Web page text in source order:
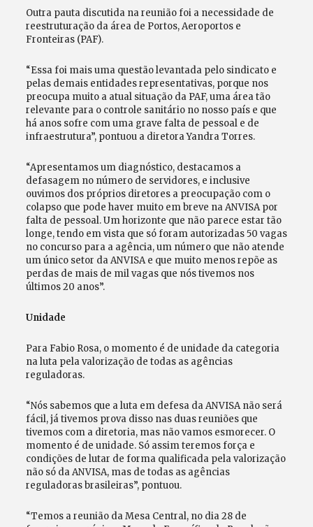
Outra pauta discutida na reunião foi a necessidade de
reestruturação da área de Portos, Aeroportos e
Fronteiras (PAF).
“Essa foi mais uma questão levantada pelo sindicato e
pelas demais entidades representativas, porque nos
preocupa muito a atual situação da PAF, uma área tão
relevante para o controle sanitário no nosso país e que
há anos sofre com uma grave falta de pessoal e de
infraestrutura”, pontuou a diretora Yandra Torres.
“Apresentamos um diagnóstico, destacamos a
defasagem no número de servidores, e inclusive
ouvimos dos próprios diretores a preocupação com o
colapso que pode haver muito em breve na ANVISA por
falta de pessoal. Um horizonte que não parece estar tão
longe, tendo em vista que só foram autorizadas 50 vagas
no concurso para a agência, um número que não atende
um único setor da ANVISA e que muito menos repõe as
perdas de mais de mil vagas que nós tivemos nos
últimos 20 anos”.
Unidade
Para Fabio Rosa, o momento é de unidade da categoria
na luta pela valorização de todas as agências
reguladoras.
“Nós sabemos que a luta em defesa da ANVISA não será
fácil, já tivemos prova disso nas duas reuniões que
tivemos com a diretoria, mas não vamos esmorecer. O
momento é de unidade. Só assim teremos força e
condições de lutar de forma qualificada pela valorização
não só da ANVISA, mas de todas as agências
reguladoras brasileiras”, pontuou.
“Temos a reunião da Mesa Central, no dia 28 de